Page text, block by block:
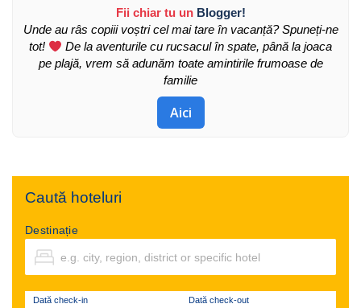
Fii chiar tu un Blogger!
Unde au râs copiii voștri cel mai tare în vacanță? Spuneți-ne
tot!
De la aventurile cu rucsacul în spate, până la joaca
pe plajă, vrem să adunăm toate amintirile frumoase de
familie
Aici
Caută hoteluri
Destinație
Dată check-in Dată check-out